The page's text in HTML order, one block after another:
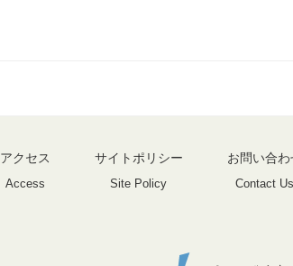
アクセス
Access
サイトポリシー
Site Policy
お問い合わ
Contact Us